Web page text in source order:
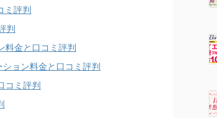
ミ評判
判
料金と口コミ評判
ョン料金と口コミ評判
コミ評判